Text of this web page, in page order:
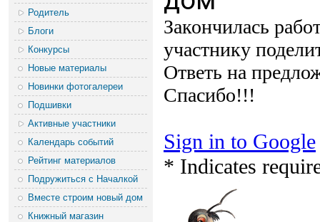
Родитель
Блоги
Конкурсы
Новые материалы
Новинки фотогалереи
Подшивки
Активные участники
Календарь событий
Рейтинг материалов
Подружиться с Началкой
Вместе строим новый дом
Книжный магазин